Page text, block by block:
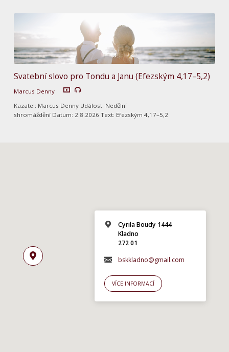
Svatební slovo pro Tondu a Janu (Efezským 4,17–5,2)
Marcus Denny
Kazatel: Marcus Denny Událost: Nedělní
shromáždění Datum: 2.8.2026 Text: Efezským 4,17–5,2
Cyrila Boudy 1444
Kladno
272 01
bskkladno@gmail.com
VÍCE INFORMACÍ